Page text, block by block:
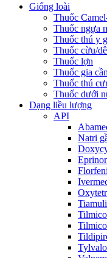
Giống loài
Thuốc
Thuốc ngựa
Thuốc thú y
Thuốc cừu/dê
Thuốc lợn
Thuốc gia
Thuốc thú
Thuốc dưới
Dạng liều lượng
API
Natri